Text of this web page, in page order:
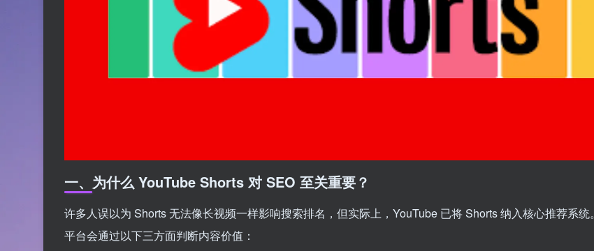
一、为什么 YouTube Shorts 对 SEO 至关重要？
许多人误以为 Shorts 无法像长视频一样影响搜索排名，但实际上，YouTube 已将 Shorts 纳入核心推荐系统。
平台会通过以下三方面判断内容价值：